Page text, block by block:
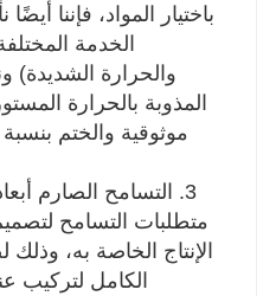
باختيار المواد، فإننا
الخدمة
والحرارة الشديدة)
المذوبة بالحرارة
3. التسامح الصارم
متطلبات التسامح
الإنتاج الخاصة به،
الكامل لتركيب